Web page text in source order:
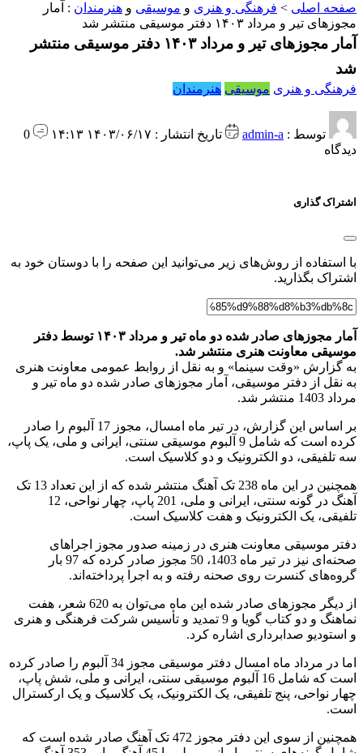
صفحه اصلی > فرهنگی و هنری و موسیقی و هنرمندان : آمار
مجوزهای تیر و مرداد ۱۴۰۳ دفتر موسیقی منتشر شد
آمار مجوزهای تیر و مرداد ۱۴۰۳ دفتر موسیقی منتشر
شد
فرهنگی و هنری موسیقی هنرمندان
توسط : admin-a تاریخ انتشار : ۱۴۰۳/۰۶/۱۷ ۱۴:۱۳
0
دیدگاه
اشتراک گذاری
با استفاده از روش‌های زیر می‌توانید این صفحه را با دوستان خود به
اشتراک بگذارید.
آمار مجوزهای صادر شده دو ماه تیر و مرداد ۱۴۰۳ توسط دفتر
موسیقی معاونت هنری منتشر شد.
به گزارش «وقت سینما» و به نقل از روابط عمومی معاونت هنری
به نقل از دفتر موسیقی، آمار مجوزهای صادر شده دو ماه تیر و
مرداد 1403 منتشر شد.
بر اساس این گزارش، در تیر ماه امسال، مجوز 17 آلبوم را صادر
کرده است که شامل 9 آلبوم موسیقی سنتی، ایرانی و ملی، یک پاپ،
سه تلفیقی، دو الکترونیک و دو کلاسیک است.
همچنین در این ماه 238 تک آهنگ منتشر شده که از این تعداد 13 تک
آهنگ در گونه سنتی، ایرانی و ملی، 201 پاپ، چهار نواحی، 12
تلفیقی، یک الکترونیک و هفت کلاسیک است.
دفتر موسیقی معاونت هنری در زمینه صدور مجوز اجراهای
صحنه‌ای نیز در تیر ماه 1403، 50 مجوز صادر کرده که 97 بار
گروه‌های کنسرت روی صحنه رفته‌ و به اجرا پرداخته‌اند.
از دیگر مجوزهای صادر شده این ماه می‌توان به 620 شعر، هفت
نماهنگ و دو کتاب گویا و 9 تمدید و تأسیس شرکت فرهنگی و هنری
و استودیو صدابرداری اشاره کرد.
اما در مرداد ماه امسال دفتر موسیقی مجوز 34 آلبوم را صادر کرده
است که شامل 16 آلبوم موسیقی سنتی، ایرانی و ملی، شش پاپ،
چهار نواحی، پنج تلفیقی، یک الکترونیک، یک کلاسیک و یک ارکسترال
است.
همچنین از سوی این دفتر مجوز 472 تک آهنگ صادر شده است که